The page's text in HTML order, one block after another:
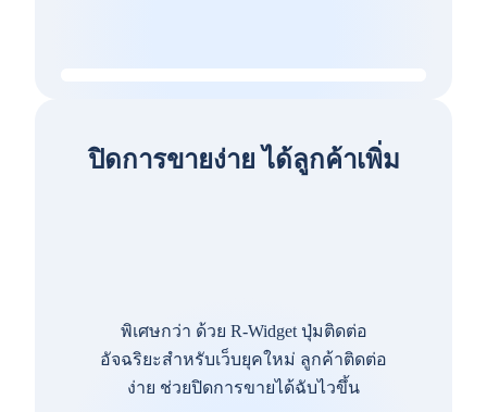
ปิดการขายง่าย ได้ลูกค้าเพิ่ม
พิเศษกว่า ด้วย R-Widget ปุ่มติดต่อ
อัจฉริยะสำหรับเว็บยุคใหม่ ลูกค้าติดต่อ
ง่าย ช่วยปิดการขายได้ฉับไวขึ้น